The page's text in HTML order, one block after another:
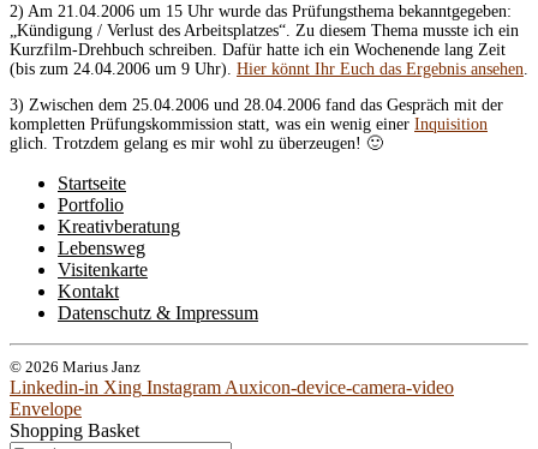
2) Am 21.04.2006 um 15 Uhr wurde das Prüfungsthema bekanntgegeben:
„Kündigung / Verlust des Arbeitsplatzes“. Zu diesem Thema musste ich ein
Kurzfilm-Drehbuch schreiben. Dafür hatte ich ein Wochenende lang Zeit
(bis zum 24.04.2006 um 9 Uhr). Hier könnt Ihr Euch das Ergebnis ansehen
3) Zwischen dem 25.04.2006 und 28.04.2006 fand das Gespräch mit der
kompletten Prüfungskommission statt, was ein wenig einer Inquisition
glich. Trotzdem gelang es mir wohl zu überzeugen! 🙂
Startseite
Portfolio
Kreativberatung
Lebensweg
Visitenkarte
Kontakt
Datenschutz & Impressum
© 2026 Marius Janz
Linkedin-in Xing Instagram Auxicon-device-camera-video
Envelope
Shopping Basket